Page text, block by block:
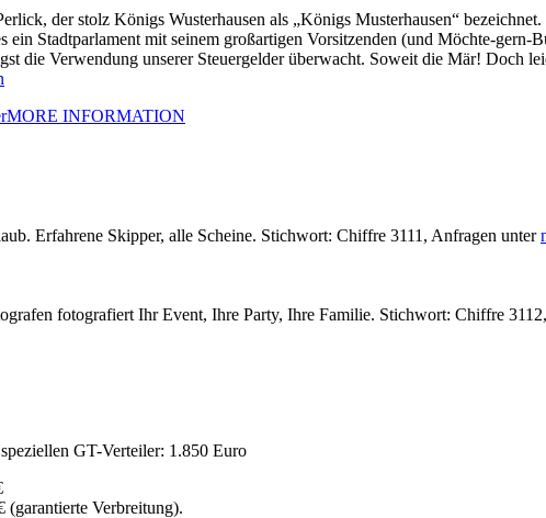
der stolz Königs Wusterhausen als „Königs Musterhausen“
Stadtparlament mit seinem großartigen Vorsitzenden (und Möchte-gern-
die Verwendung unserer Steuergelder überwacht. Soweit die Mär! Doch
MORE INFORMATION
Erfahrene Skipper, alle Scheine. Stichwort: Chiffre 3111, Anfragen unter
fotografiert Ihr Event, Ihre Party, Ihre Familie. Stichwort: Chiffre
GT-Verteiler: 1.850 Euro
(garantierte Verbreitung).